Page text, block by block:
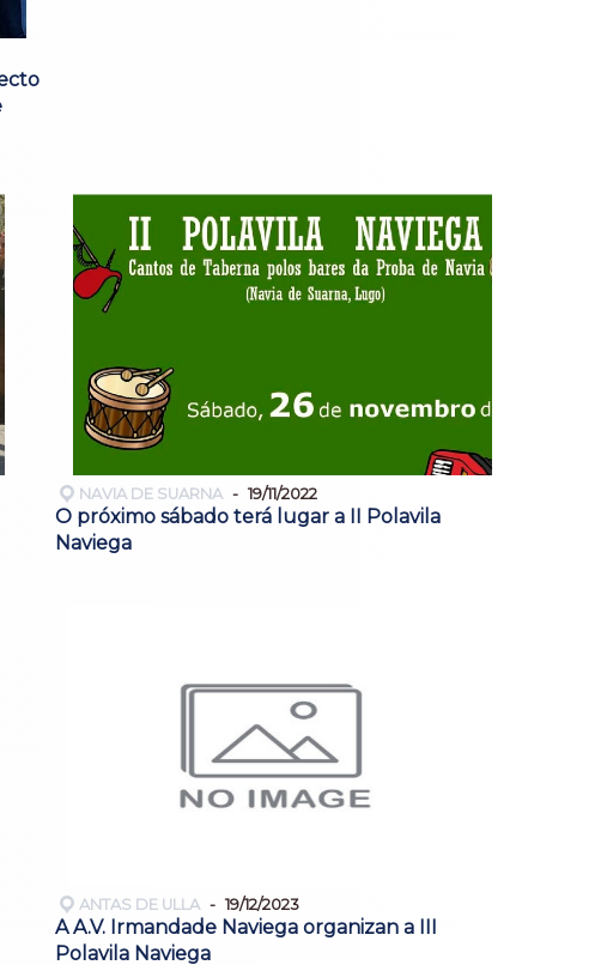
NAVIA DE SUARNA 19/11/2022
O próximo sábado terá lugar a II Polavila
Naviega
ANTAS DE ULLA 19/12/2023
A A.V. Irmandade Naviega organizan a III
Polavila Naviega